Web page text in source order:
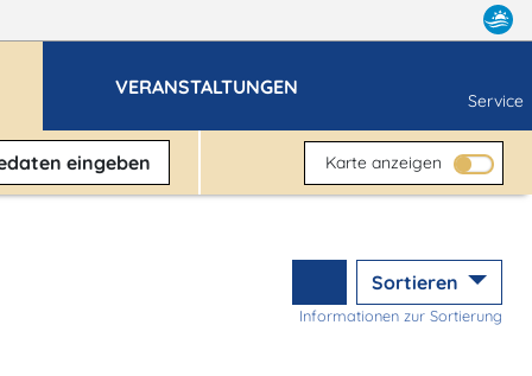
VERANSTALTUNGEN
Service
eingeben Karte anzeigen
Sortieren
Informationen zur Sortierung